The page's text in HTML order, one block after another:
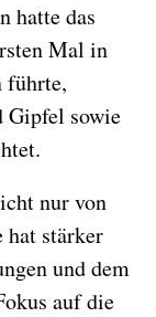
hatte das
Mal in
führte,
Gipfel sowie
nur von
hat stärker
und dem
auf die